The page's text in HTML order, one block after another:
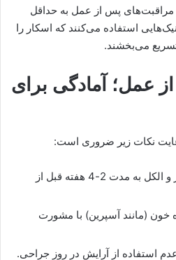
مراقبت‌های پس از عمل به حداقل
استفاده می‌کنند که اسکار را
می‌بخشند.
عمل؛ آمادگی برای
نکات زیر ضروری است:
اجتناب از مصرف سیگار و الکل به مدت 2-4 هفته قبل از
خون (مانند آسپرین) با مشورت
از آرایش در روز جراحی.